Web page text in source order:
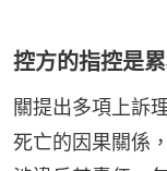
控方的指控是
關提出多項上訴
死亡的因果關係